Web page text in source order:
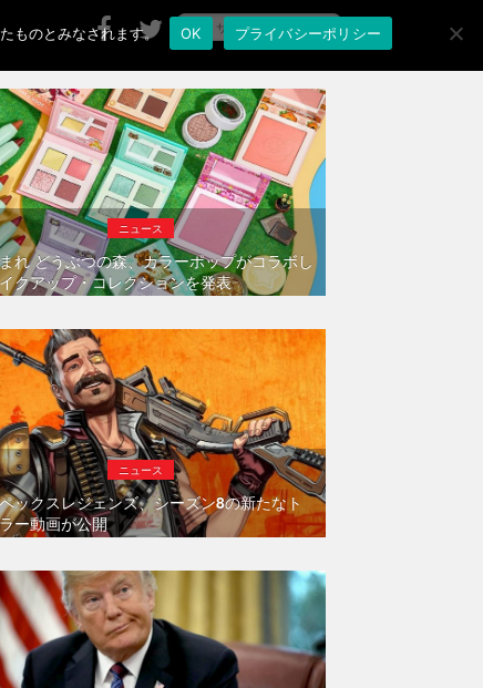
ニュース
れ どうぶつの森、カラーポップがコラボし
クアップ・コレクションを発表
ニュース
ックスレジェンズ、シーズン8の新たなト
ー動画が公開
ものとみなされます。 OK プライバシーポリシー